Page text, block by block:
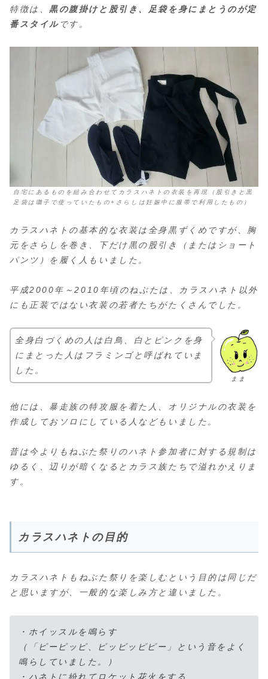
特徴は、黒の腹掛けと股引き、足袋を身にまとうのが定
番スタイルです。
自宅にあるものを組み合わせてカラスハネトの衣装を再現（股引きと黒
足袋は囃子で使っていたもの+さらしは妊娠中に服帯で利用したもの）
カラスハネトの基本的な衣装は全身黒ずくめですが、胸
元をさらしを巻き、下だけ黒の股引き（またはショート
パンツ）を履く人もいました。
平成2000年～2010年頃のねぶたは、カラスハネト以外
にも正装ではない衣装の若者たちがたくさんでした。
まま
全身白づくめの人は白鳥、白とピンクを身
にまとった人はフラミンゴと呼ばれていま
した。
他には、暴走族の特攻服を着た人、オリジナルの衣装を
作成しておソロにしている人などもいました。
昔は今よりもねぶた祭りのハネト参加者に対する規制は
ゆるく、辺りが暗くなるとカラス族たちで溢れかえりま
す。
カラスハネトの目的
カラスハネトもねぶた祭りを楽しむという目的は同じだ
と思いますが、一般的な楽しみ方と違いました。
・ホイッスルを鳴らす
（「ピーピッピ、ピッピッピピー」という音をよく
鳴らしていました。）
・ハネトに紛れてロケット花火をする